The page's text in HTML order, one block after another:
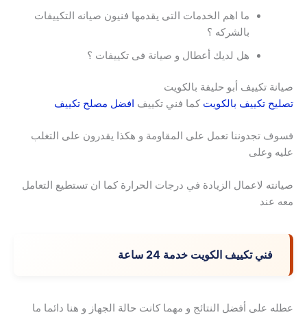
ما اهم الخدمات التى يقدمها فنيون صيانه التكييفات
بالشركه ؟
هل لديك أعطال و صيانة فى تكييفات ؟
صيانة تكييف أبو حليفة بالكويت
تصليح تكييف بالكويت كما فني تكييف افضل مصلح تكييف
فسوف تجدوننا تعمل على المقاومة و هكذا يقدرون على التغلب
عليه وعلى
صيانته لاعمال الزيادة في درجات الحرارة كما ان تستطيع التعامل
معه عند
فني تكييف الكويت خدمة 24 ساعة
عطله على أفضل النتائج و مهما كانت حالة الجهاز و هنا دائما ما